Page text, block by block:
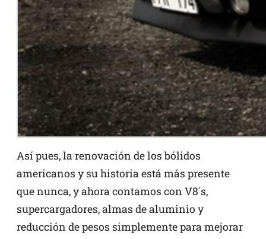
Así pues, la renovación de los bólidos
americanos y su historia está más presente
que nunca, y ahora contamos con V8´s,
supercargadores, almas de aluminio y
reducción de pesos simplemente para mejorar